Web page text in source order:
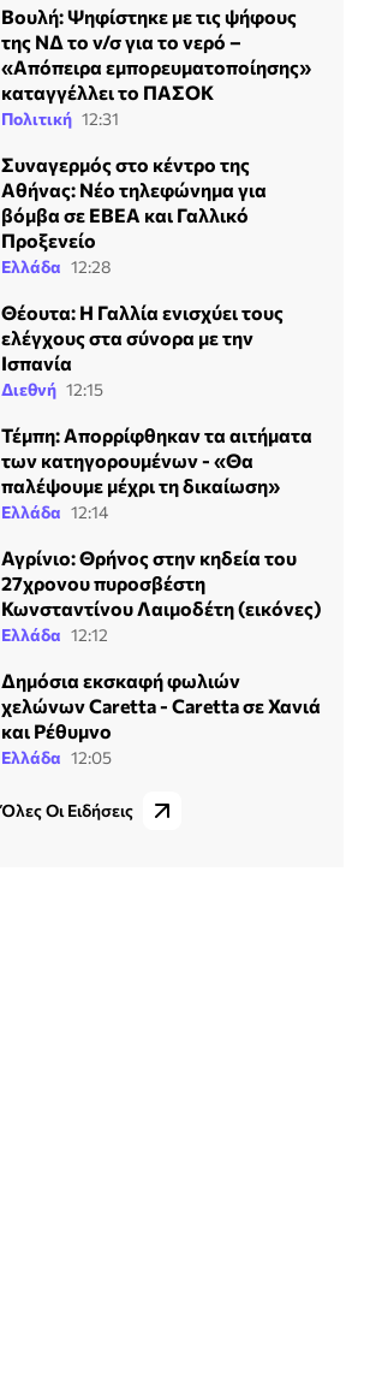
Βουλή: Ψηφίστηκε με τις ψήφους
της ΝΔ το ν/σ για το νερό –
«Απόπειρα εμπορευματοποίησης»
καταγγέλλει το ΠΑΣΟΚ
Πολιτική 12:31
Συναγερμός στο κέντρο της
Αθήνας: Νέο τηλεφώνημα για
βόμβα σε ΕΒΕΑ και Γαλλικό
Προξενείο
Ελλάδα 12:28
Θέουτα: Η Γαλλία ενισχύει τους
ελέγχους στα σύνορα με την
Ισπανία
Διεθνή 12:15
Τέμπη: Απορρίφθηκαν τα αιτήματα
των κατηγορουμένων - «Θα
παλέψουμε μέχρι τη δικαίωση»
Ελλάδα 12:14
Αγρίνιο: Θρήνος στην κηδεία του
27χρονου πυροσβέστη
Κωνσταντίνου Λαιμοδέτη (εικόνες)
Ελλάδα 12:12
Δημόσια εκσκαφή φωλιών
χελώνων Caretta - Caretta σε Χανιά
και Ρέθυμνο
Ελλάδα 12:05
Όλες Οι Ειδήσεις